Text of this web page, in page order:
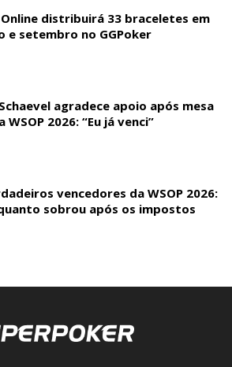
Online distribuirá 33 braceletes em
e setembro no GGPoker
agradece apoio após mesa
WSOP 2026: “Eu já venci”
vencedores da WSOP 2026:
sobrou após os impostos